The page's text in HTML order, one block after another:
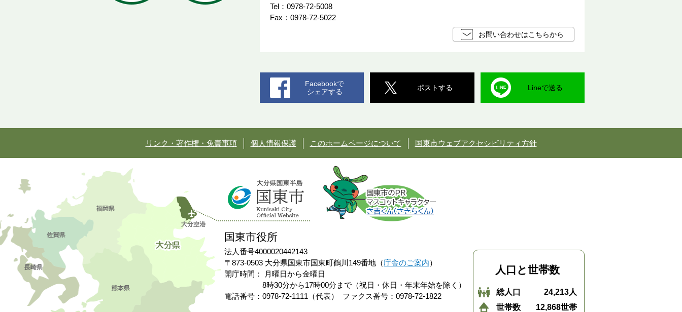
Tel：0978-72-5008
Fax：0978-72-5022
お問い合わせはこちらから
Facebookで
シェアする
ポストする Lineで送る
リンク・著作権・免責事項 個人情報保護 このホームページについて 国東市ウェブアクセシビリティ方針
国東市役所
法人番号4000020442143
〒873-0503 大分県国東市国東町鶴川149番地（庁舎のご案内）
開庁時間：
月曜日から金曜日
8時30分から17時00分まで（祝日・休日・年末年始を除く）
電話番号：0978-72-1111（代表）
ファクス番号：0978-72-1822
人口と世帯数
総人口
24,213人
世帯数
12,868世帯